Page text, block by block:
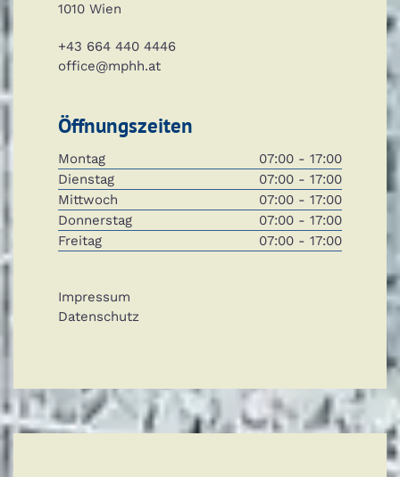
1010 Wien
+43 664 440 4446
office@mphh.at
Öffnungszeiten
Montag
07:00 - 17:00
Dienstag
07:00 - 17:00
Mittwoch
07:00 - 17:00
Donnerstag
07:00 - 17:00
Freitag
07:00 - 17:00
Impressum
Datenschutz